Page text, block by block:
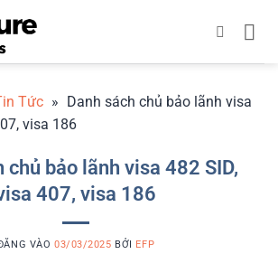
Tức » Danh sách chủ bảo lãnh visa
visa 186
chủ bảo lãnh visa 482 SID,
407, visa 186
VÀO 03/03/2025 BỞI EFP